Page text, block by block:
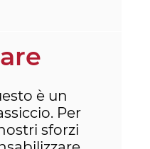
è un
Per
sforzi